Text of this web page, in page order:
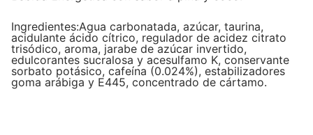
Ingredientes:Agua carbonatada, azúcar, taurina,
acidulante ácido cítrico, regulador de acidez citrato
trisódico, aroma, jarabe de azúcar invertido,
edulcorantes sucralosa y acesulfamo K, conservante
sorbato potásico, cafeína (0.024%), estabilizadores
goma arábiga y E445, concentrado de cártamo.